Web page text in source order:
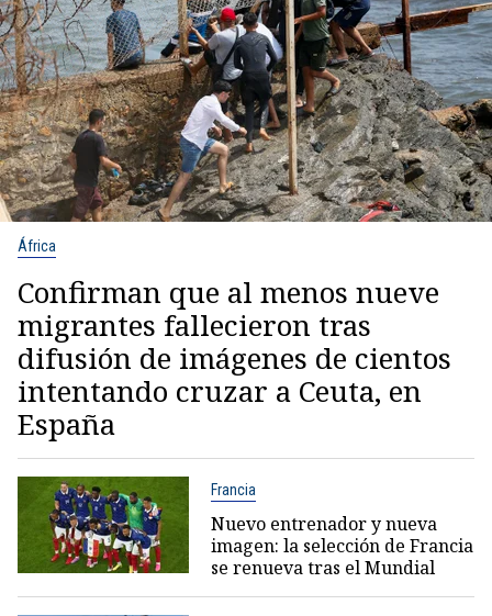
África
Confirman que al menos nueve
migrantes fallecieron tras
difusión de imágenes de cientos
intentando cruzar a Ceuta, en
España
Francia
Nuevo entrenador y nueva
imagen: la selección de Francia
se renueva tras el Mundial